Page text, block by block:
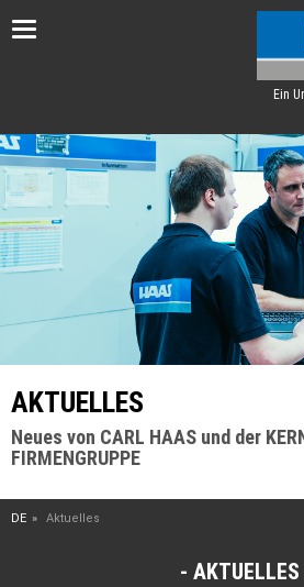
Toggle
Ein
AKTUELLES
Neues von CARL HAAS und der
FIRMENGRUPPE
DE Aktuelles
AKTUELLES